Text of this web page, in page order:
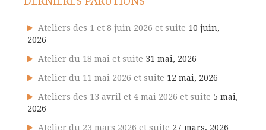
Ateliers des 1 et 8 juin 2026 et suite 10 juin,
2026
Atelier du 18 mai et suite 31 mai, 2026
Atelier du 11 mai 2026 et suite 12 mai, 2026
Ateliers des 13 avril et 4 mai 2026 et suite 5 mai,
2026
Atelier du 23 mars 2026 et suite 27 mars, 2026